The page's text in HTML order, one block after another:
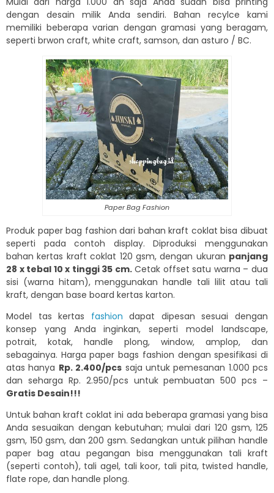
dengan desain milik Anda sendiri. Bahan recylce kami
memiliki beberapa varian dengan gramasi yang beragam,
seperti brwon craft, white craft, samson, dan asturo / BC.
Paper Bag Fashion
Produk paper bag fashion dari bahan kraft coklat bisa dibuat
seperti pada contoh display. Diproduksi menggunakan
bahan kertas kraft coklat 120 gsm, dengan ukuran panjang
28 x tebal 10 x tinggi 35 cm.Cetak offset satu warna – dua
sisi (warna hitam), menggunakan handle tali lilit atau tali
kraft, dengan base board kertas karton.
Model tas kertas fashion dapat dipesan sesuai dengan
konsep yang Anda inginkan, seperti model landscape,
potrait, kotak, handle plong, window, amplop, dan
sebagainya. Harga paper bags fashion dengan spesifikasi di
atas hanya Rp. 2.400/pcs saja untuk pemesanan 1.000 pcs
dan seharga Rp. 2.950/pcs untuk pembuatan 500 pcs –
Gratis Desain!!!
Untuk bahan kraft coklat ini ada beberapa gramasi yang bisa
Anda sesuaikan dengan kebutuhan; mulai dari 120 gsm, 125
gsm, 150 gsm, dan 200 gsm. Sedangkan untuk pilihan handle
paper bag atau pegangan bisa menggunakan tali kraft
(seperti contoh), tali agel, tali koor, tali pita, twisted handle,
flate rope, dan handle plong.